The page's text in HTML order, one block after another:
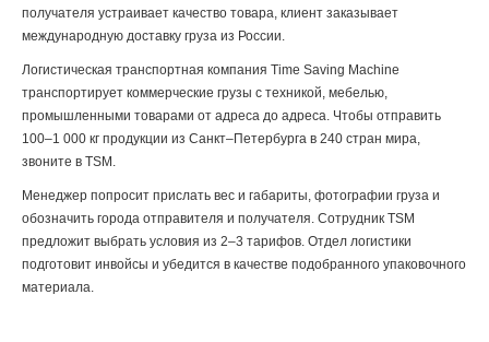
получателя устраивает качество товара, клиент заказывает
международную доставку груза из России.
Логистическая транспортная компания Time Saving Machine
транспортирует коммерческие грузы с техникой, мебелью,
промышленными товарами от адреса до адреса. Чтобы отправить
100–1 000 кг продукции из Санкт–Петербурга в 240 стран мира,
звоните в TSM.
Менеджер попросит прислать вес и габариты, фотографии груза и
обозначить города отправителя и получателя. Сотрудник TSM
предложит выбрать условия из 2–3 тарифов. Отдел логистики
подготовит инвойсы и убедится в качестве подобранного упаковочного
материала.